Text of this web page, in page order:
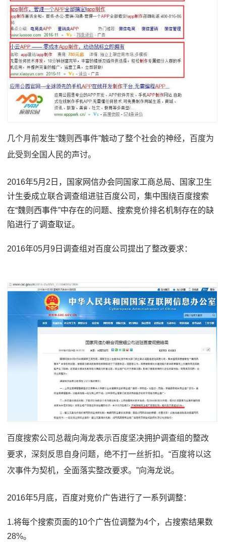
几个月前发生“魏则西事件”触动了整个社会的神经，百度为
此受到全国人民的声讨。
2016年5月2日，国家网信办会同国家工商总局、国家卫生
计生委成立联合调查组进驻百度公司，集中围绕百度搜索
在“魏则西事件”中存在的问题、搜索竞价排名机制存在的缺
陷进行了调查取证。
2016年05月9日调查组对百度公司提出了整改要求：
百度搜索公司总裁向海龙表示百度坚决拥护调查组的整改
要求，深刻反思自身问题，绝不打一丝折扣。“百度将以这
次事件为契机，全面落实整改要求。”向海龙说。
2016年5月底，百度对竞价广告进行了一系列调整：
1.将每个搜索页面的10个广告位调整为4个，占搜索结果数
28%。